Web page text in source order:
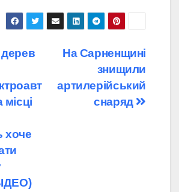
На Сарненщині
знищили
артилерійський
снаряд
дерев
хоче